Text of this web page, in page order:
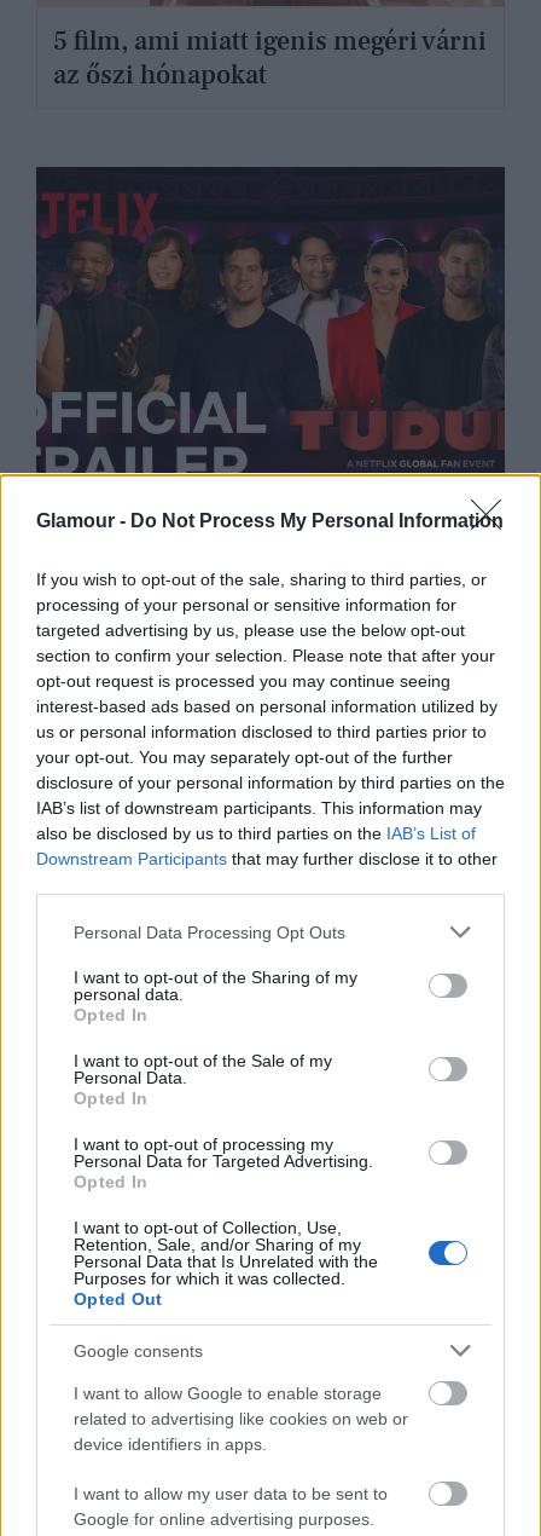
Glamour - Do Not Process My Personal Information
If you wish to opt-out of the sale, sharing to third parties, or
processing of your personal or sensitive information for
targeted advertising by us, please use the below opt-out
section to confirm your selection. Please note that after your
opt-out request is processed you may continue seeing
interest-based ads based on personal information utilized by
us or personal information disclosed to third parties prior to
your opt-out. You may separately opt-out of the further
disclosure of your personal information by third parties on the
IAB’s list of downstream participants. This information may
also be disclosed by us to third parties on the IAB’s List of
Downstream Participants that may further disclose it to other
Please note that this website/app uses one or more Google
not limited to your visit or usage behaviour. You may click to
grant or deny consent to Google and its third-party tags to
use your data for below specified purposes in below Google
consent section.
Personal Data Processing Opt Outs
I want to opt-out of the Sharing of my
personal data.
Opted In
I want to opt-out of the Sale of my
Personal Data.
Opted In
I want to opt-out of processing my
Personal Data for Targeted Advertising.
Opted In
I want to opt-out of Collection, Use,
Retention, Sale, and/or Sharing of my
Personal Data that Is Unrelated with the
Purposes for which it was collected.
Opted Out
Google consents
I want to allow Google to enable storage
related to advertising like cookies on web or
device identifiers in apps.
I want to allow my user data to be sent to
Google for online advertising purposes.
5 film, ami miatt igenis megéri várni
az őszi hónapokat
Netflix újdonságai
KULTÚRA
Izgalmas új sorozatokkal és filmekkel
robbantja be az őszt a Netflix
ÉLETMÓD
A hónap filmjei, amiket látnod kell